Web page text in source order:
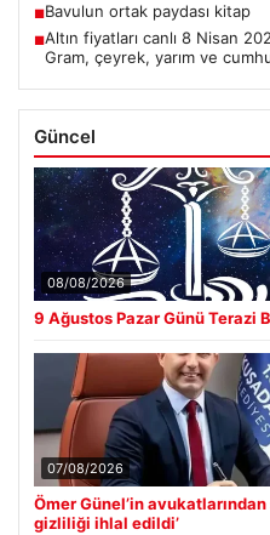
■Bavulun ortak paydası kitap
■Altın fiyatları canlı 8 Nisan
Gram, çeyrek, yarım ve
Güncel
08/08/2026
9 Ağustos Pazar Günü Terazi
07/08/2026
Ömer Günel’in
gizliliği ihlal edildi’